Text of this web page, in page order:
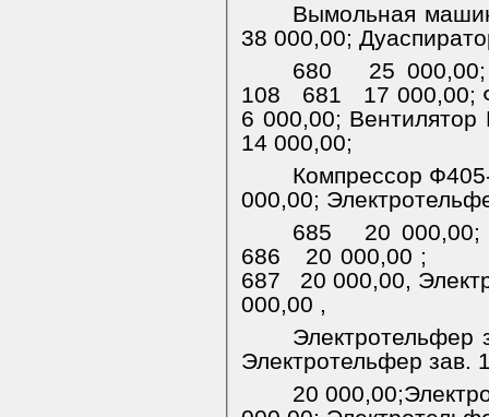
Вымольная
38 000,00;
680
25
108
681 17 000,00;
6 000,00;
14 000,00;
Компрессор
000,00;
685
20 000,00;
686
20 000,00 ;
687
20 000,00,
000,00 ,
Электротельфер
Электротельфер зав.
20